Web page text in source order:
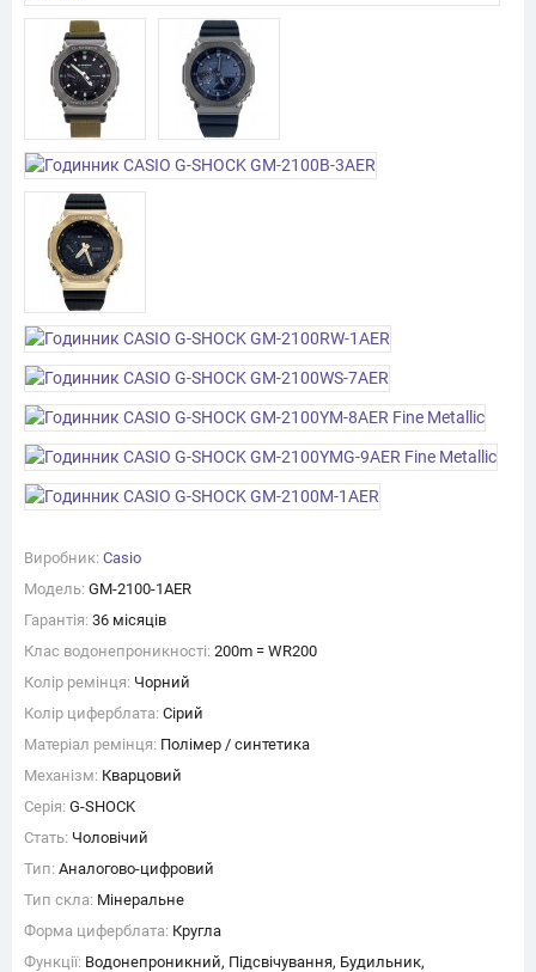
Виробник: Casio
Модель: GM-2100-1AER
Гарантія: 36 місяців
Клас водонепроникності: 200m = WR200
Колір ремінця: Чорний
Колір циферблата: Сірий
Матеріал ремінця: Полімер / синтетика
Механізм: Кварцовий
Серія: G-SHOCK
Стать: Чоловічий
Тип: Аналогово-цифровий
Тип скла: Мінеральне
Форма циферблата: Кругла
Функції: Водонепроникний, Підсвічування, Будильник,